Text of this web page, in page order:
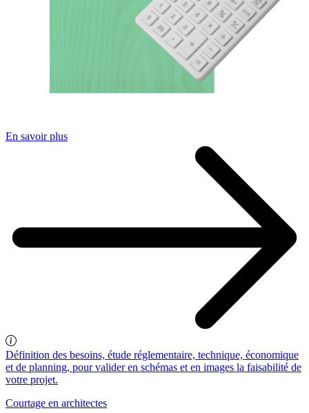
En savoir plus
Définition des besoins, étude réglementaire, technique, économique
et de planning, pour valider en schémas et en images la faisabilité de
votre projet.
Courtage en architectes